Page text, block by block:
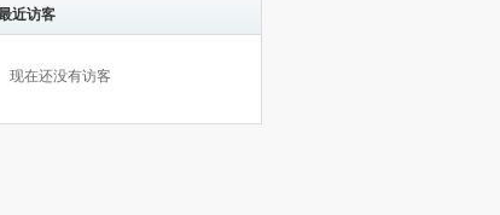
近访客
现在还没有访客